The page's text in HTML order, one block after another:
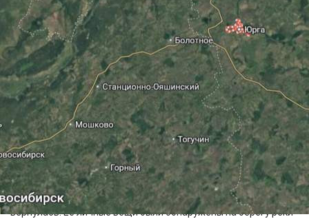
Происшествия
04.07.2026 16:12490
2 июля в правоохранительные органы поступило сообщение
о безвестном исчезновении в кемеровской Юрге 9-летней
девочки. По данному факту было возбуждено уголовное дело.
Установлено, что днём девочка, передвигаясь на детском
самокате, вышла погулять на детскую игровую площадку,
расположенную вблизи ее дома, а в вечернее время домой не
вернулась. Её личные вещи были обнаружены на берегу реки